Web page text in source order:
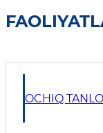
OCHIQ